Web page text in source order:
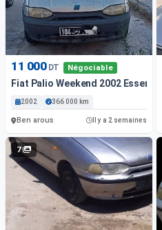
11 000 DT Négociable
Fiat Palio Weekend 2002 Essence
2002 366 000 km
Ben arous Il y a 2 semaines
7